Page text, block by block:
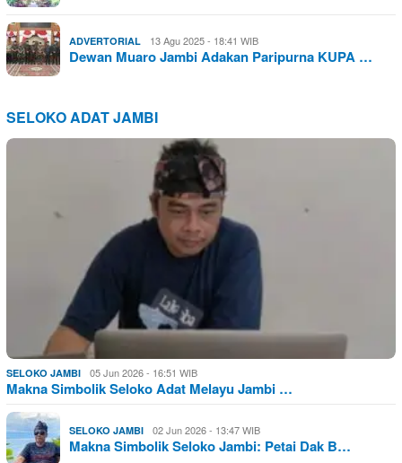
ADVERTORIAL 13 Agu 2025 - 18:41 WIB
Dewan Muaro Jambi Adakan Paripurna KUPA …
SELOKO ADAT JAMBI
SELOKO JAMBI 05 Jun 2026 - 16:51 WIB
Makna Simbolik Seloko Adat Melayu Jambi …
SELOKO JAMBI 02 Jun 2026 - 13:47 WIB
Makna Simbolik Seloko Jambi: Petai Dak B…